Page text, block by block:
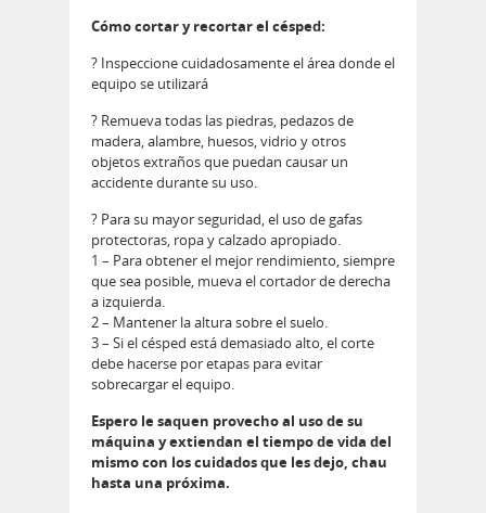
Cómo cortar y recortar el césped:
? Inspeccione cuidadosamente el área donde el
equipo se utilizará
? Remueva todas las piedras, pedazos de
madera, alambre, huesos, vidrio y otros
objetos extraños que puedan causar un
accidente durante su uso.
? Para su mayor seguridad, el uso de gafas
protectoras, ropa y calzado apropiado.
1 – Para obtener el mejor rendimiento, siempre
que sea posible, mueva el cortador de derecha
a izquierda.
2 – Mantener la altura sobre el suelo.
3 – Si el césped está demasiado alto, el corte
debe hacerse por etapas para evitar
sobrecargar el equipo.
Espero le saquen provecho al uso de su
máquina y extiendan el tiempo de vida del
mismo con los cuidados que les dejo, chau
hasta una próxima.